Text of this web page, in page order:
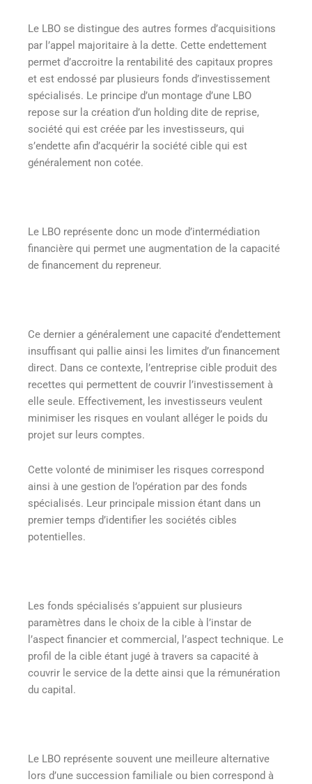
Le LBO se distingue des autres formes d’acquisitions
par l’appel majoritaire à la dette. Cette endettement
permet d’accroitre la rentabilité des capitaux propres
et est endossé par plusieurs fonds d’investissement
spécialisés. Le principe d’un montage d’une LBO
repose sur la création d’un holding dite de reprise,
société qui est créée par les investisseurs, qui
s’endette afin d’acquérir la société cible qui est
généralement non cotée.
Le LBO représente donc un mode d’intermédiation
financière qui permet une augmentation de la capacité
de financement du repreneur.
Ce dernier a généralement une capacité d’endettement
insuffisant qui pallie ainsi les limites d’un financement
direct. Dans ce contexte, l’entreprise cible produit des
recettes qui permettent de couvrir l’investissement à
elle seule. Effectivement, les investisseurs veulent
minimiser les risques en voulant alléger le poids du
projet sur leurs comptes.
Cette volonté de minimiser les risques correspond
ainsi à une gestion de l’opération par des fonds
spécialisés. Leur principale mission étant dans un
premier temps d’identifier les sociétés cibles
potentielles.
Les fonds spécialisés s’appuient sur plusieurs
paramètres dans le choix de la cible à l’instar de
l’aspect financier et commercial, l’aspect technique. Le
profil de la cible étant jugé à travers sa capacité à
couvrir le service de la dette ainsi que la rémunération
du capital.
Le LBO représente souvent une meilleure alternative
lors d’une succession familiale ou bien correspond à